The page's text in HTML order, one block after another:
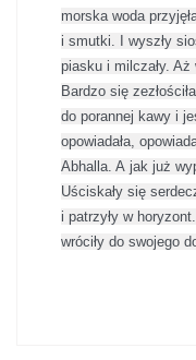
morska woda
i smutki. I wyszły
piasku i milczały. Aż
Bardzo się
do porannej kawy i
opowiadała,
Abhalla. A jak już
Uściskały się
i patrzyły w
wróciły do swojego